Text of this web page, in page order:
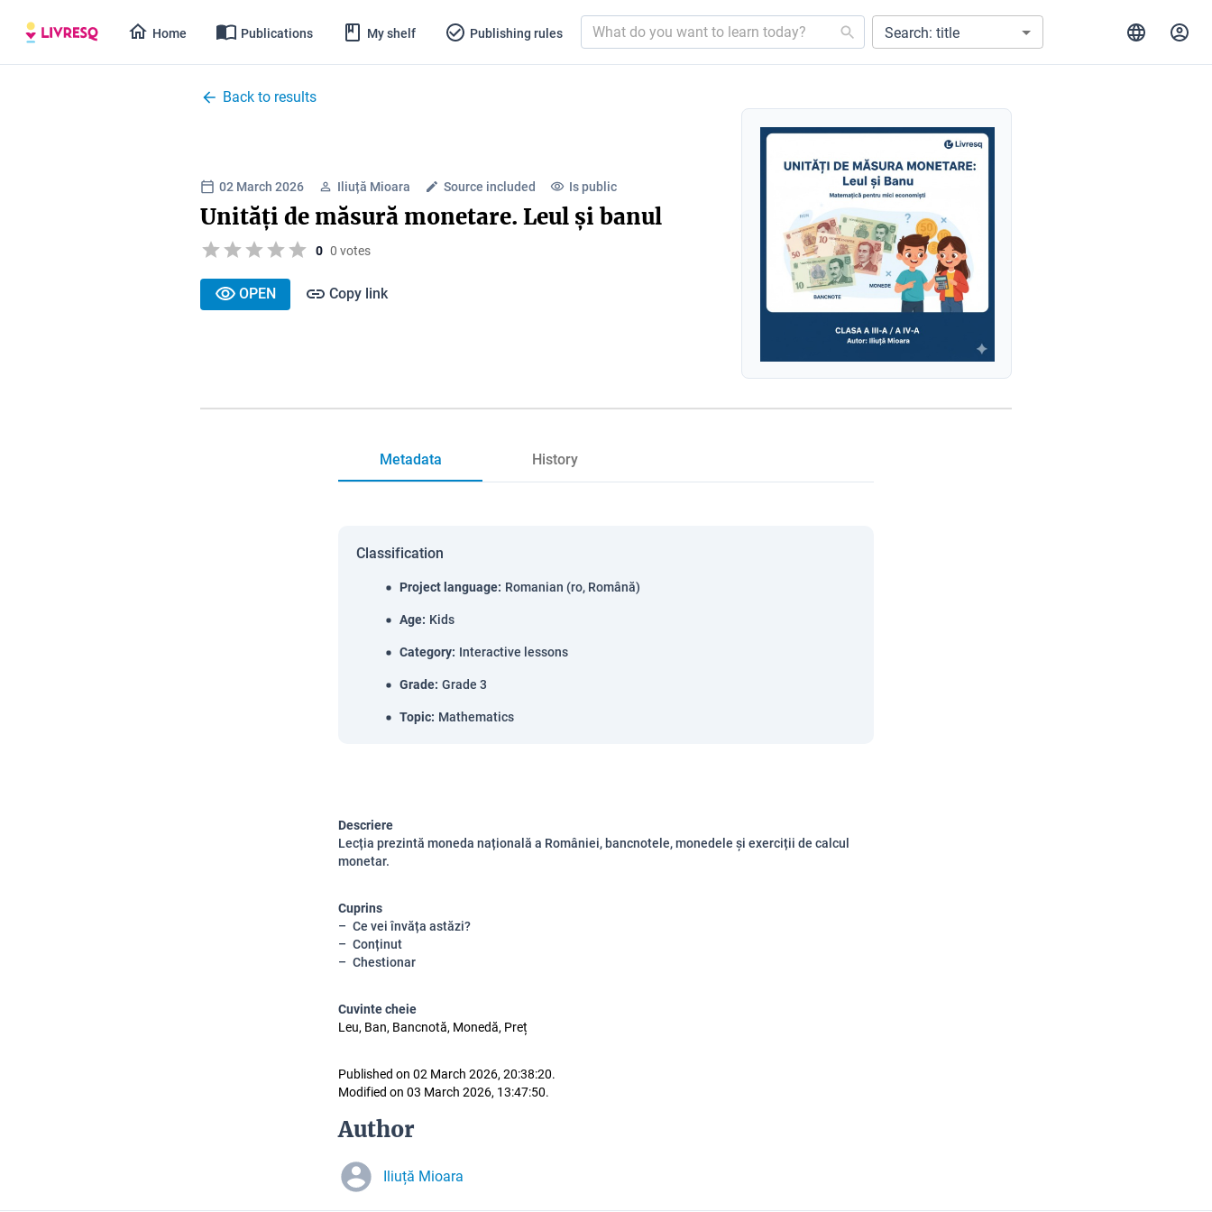
Home Publications My shelf Publishing rules Search: title
Back to results
02 March 2026 Iliuță Mioara Source included Is public
Unități de măsură monetare. Leul și banul
0 0 votes
OPEN Copy link
Metadata History
Classification
Project language: Romanian (ro, Română)
Age: Kids
Category: Interactive lessons
Grade: Grade 3
Topic: Mathematics
Descriere
Lecția prezintă moneda națională a României, bancnotele, monedele și exerciții de calcul
monetar.
Cuprins
Ce vei învăța astăzi?
Conținut
Chestionar
Cuvinte cheie
Leu, Ban, Bancnotă, Monedă, Preț
Published on 02 March 2026, 20:38:20.
Modified on 03 March 2026, 13:47:50.
Author
Iliuță Mioara